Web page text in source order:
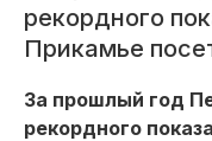
рекордного
Прикамье
За прошлый год
рекордного